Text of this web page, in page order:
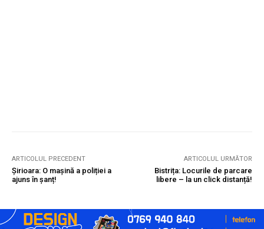
ARTICOLUL PRECEDENT
Șirioara: O mașină a poliției a
ajuns în șanț!
ARTICOLUL URMĂTOR
Bistrița: Locurile de parcare
libere – la un click distanță!